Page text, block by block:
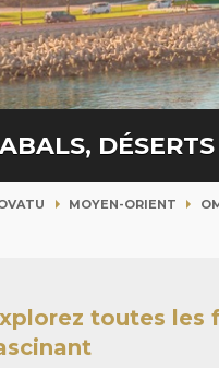
MOYEN-ORIENT
toutes les